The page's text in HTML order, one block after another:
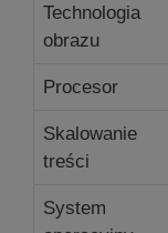
Technologia
obrazu
Procesor
Skalowanie
treści
System